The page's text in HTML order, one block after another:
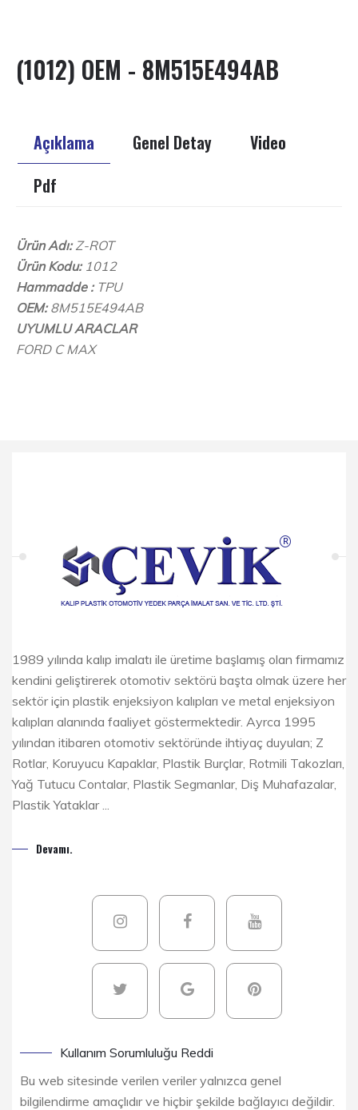
(1012) OEM - 8M515E494AB
Açıklama Genel Detay
Video
Pdf
Ürün Adı:Z-ROT
Ürün Kodu:1012
Hammadde : TPU
OEM:8M515E494AB
UYUMLU ARACLAR
FORD C MAX
1989 yılında kalıp imalatı ile üretime başlamış olan firmamız
kendini geliştirerek otomotiv sektörü başta olmak üzere her
sektör için plastik enjeksiyon kalıpları ve metal enjeksiyon
kalıpları alanında faaliyet göstermektedir. Ayrca 1995
yılından itibaren otomotiv sektöründe ihtiyaç duyulan; Z
Rotlar, Koruyucu Kapaklar, Plastik Burçlar, Rotmili Takozları,
Yağ Tutucu Contalar, Plastik Segmanlar, Diş Muhafazalar,
Plastik Yataklar ...
Devamı.
Kullanım Sorumluluğu Reddi
Bu web sitesinde verilen veriler yalnızca genel
bilgilendirme amaçlıdır ve hiçbir şekilde bağlayıcı değildir.